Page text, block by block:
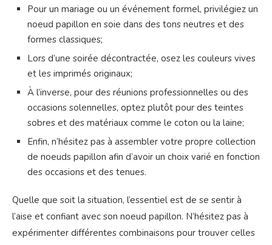
Pour un mariage ou un événement formel, privilégiez un
noeud papillon en soie dans des tons neutres et des
formes classiques;
Lors d’une soirée décontractée, osez les couleurs vives
et les imprimés originaux;
À l’inverse, pour des réunions professionnelles ou des
occasions solennelles, optez plutôt pour des teintes
sobres et des matériaux comme le coton ou la laine;
Enfin, n’hésitez pas à assembler votre propre collection
de noeuds papillon afin d’avoir un choix varié en fonction
des occasions et des tenues.
Quelle que soit la situation, l’essentiel est de se sentir à
l’aise et confiant avec son noeud papillon. N’hésitez pas à
expérimenter différentes combinaisons pour trouver celles